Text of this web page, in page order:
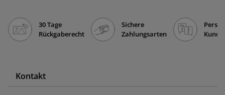
30 Tage
Rückgaberecht
Sichere
Zahlungsarten
Kontakt